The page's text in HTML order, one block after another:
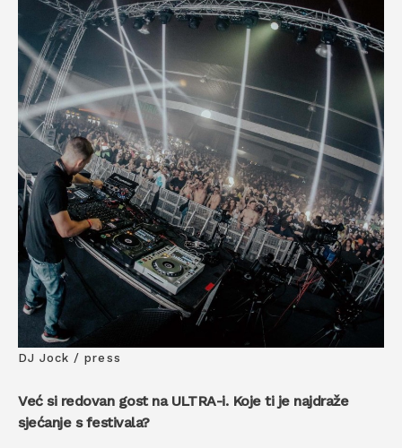
DJ Jock / press
Već si redovan gost na ULTRA-i. Koje ti je najdraže
sjećanje s festivala?